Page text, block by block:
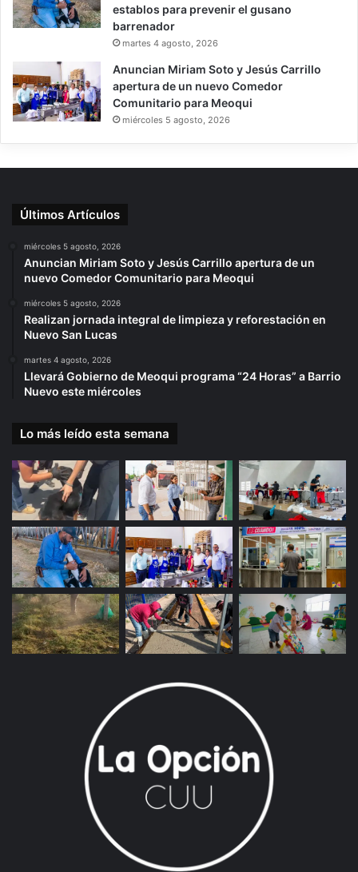
establos para prevenir el gusano
barrenador
martes 4 agosto, 2026
Anuncian Miriam Soto y Jesús Carrillo
apertura de un nuevo Comedor
Comunitario para Meoqui
miércoles 5 agosto, 2026
Últimos Artículos
miércoles 5 agosto, 2026
Anuncian Miriam Soto y Jesús Carrillo apertura de un
nuevo Comedor Comunitario para Meoqui
miércoles 5 agosto, 2026
Realizan jornada integral de limpieza y reforestación en
Nuevo San Lucas
martes 4 agosto, 2026
Llevará Gobierno de Meoqui programa “24 Horas” a Barrio
Nuevo este miércoles
Lo más leído esta semana